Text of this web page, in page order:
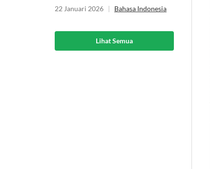
22 Januari 2026 | Bahasa Indonesia
Lihat Semua